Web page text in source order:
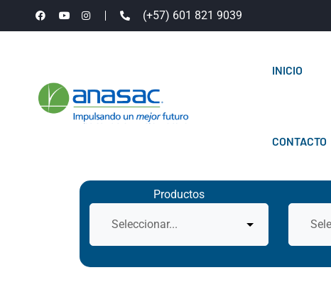
(+57) 601 821 9039
INICIO
CONTACTO
Productos